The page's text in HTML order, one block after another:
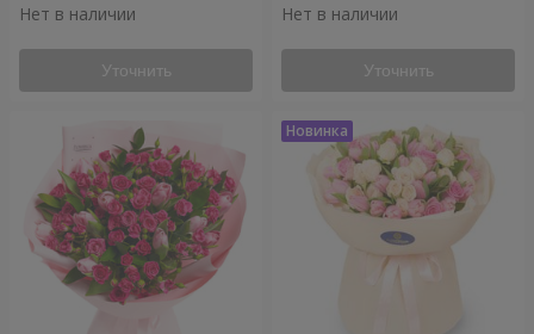
Нет в наличии
Уточнить
Нет в наличии
Уточнить